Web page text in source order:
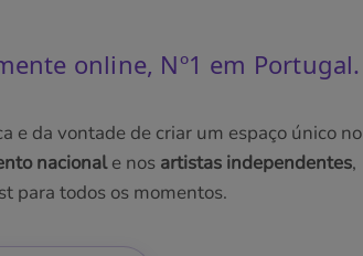
online, Nº1 em Portugal.
e da vontade de criar um espaço único no
nacionale nos artistas independentes,
para todos os momentos.